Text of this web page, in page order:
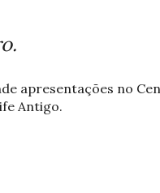
apresentações no
Antigo.